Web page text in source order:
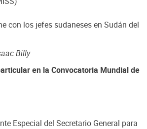
con los jefes sudaneses en Sudán del
Billy
en la Convocatoria Mundial de
Especial del Secretario General para